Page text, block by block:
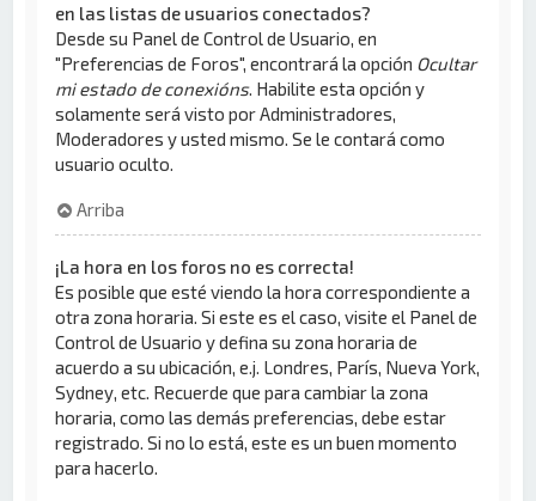
en las listas de usuarios conectados?
Desde su Panel de Control de Usuario, en
"Preferencias de Foros", encontrará la opción Ocultar
mi estado de conexións. Habilite esta opción y
solamente será visto por Administradores,
Moderadores y usted mismo. Se le contará como
usuario oculto.
Arriba
¡La hora en los foros no es correcta!
Es posible que esté viendo la hora correspondiente a
otra zona horaria. Si este es el caso, visite el Panel de
Control de Usuario y defina su zona horaria de
acuerdo a su ubicación, e.j. Londres, París, Nueva York,
Sydney, etc. Recuerde que para cambiar la zona
horaria, como las demás preferencias, debe estar
registrado. Si no lo está, este es un buen momento
para hacerlo.